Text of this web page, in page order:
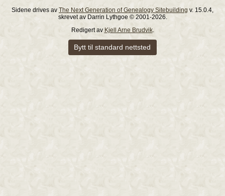
Sidene drives av The Next Generation of Genealogy Sitebuilding v. 15.0.4,
skrevet av Darrin Lythgoe © 2001-2026.
Redigert av Kjell Arne Brudvik.
Bytt til standard nettsted